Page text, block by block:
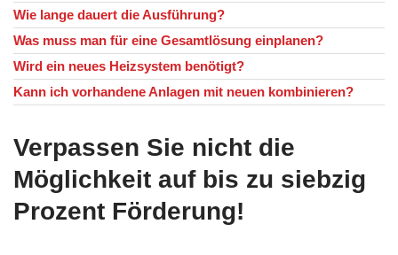
Wie lange dauert die Ausführung?
Was muss man für eine Gesamtlösung einplanen?
Wird ein neues Heizsystem benötigt?
Kann ich vorhandene Anlagen mit neuen kombinieren?
Verpassen Sie nicht die
Möglichkeit auf bis zu siebzig
Prozent Förderung!